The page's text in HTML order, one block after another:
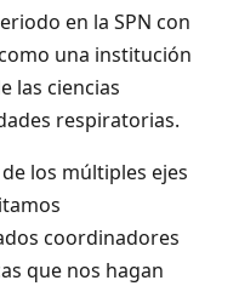
en la SPN con
una institución
las ciencias
respiratorias.
los múltiples ejes
coordinadores
que nos hagan